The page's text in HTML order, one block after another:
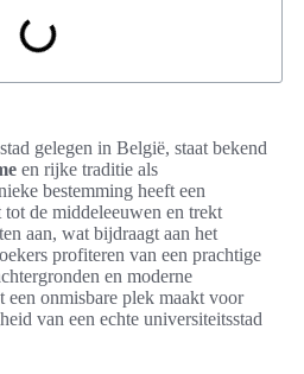
gelegen in België, staat bekend
en rijke traditie als
bestemming heeft een
tot de middeleeuwen en trekt
aan, wat bijdraagt aan het
profiteren van een prachtige
en moderne
een onmisbare plek maakt voor
van een echte universiteitsstad